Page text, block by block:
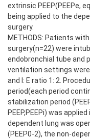
extrinsic PEEP(PEEPe,
being applied to the
surgery.
METHODS: Patients
surgery(n=22) were
endobronchial tube and
ventilation settings
and I: E ratio 1: 2.
period(each period
stabilization period
PEEP,PEEPi) was
dependent lung was
(PEEP0-2), the non-